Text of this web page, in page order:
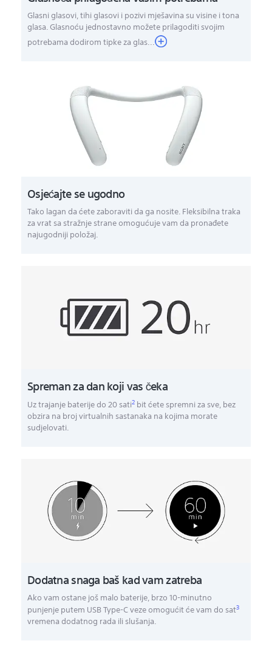
Glasni glasovi, tihi glasovi i pozivi mješavina su visine i tona
glasa. Glasnoću jednostavno možete prilagoditi svojim
potrebama dodirom tipke za glas...
Osjećajte se ugodno
Tako lagan da ćete zaboraviti da ga nosite. Fleksibilna traka
za vrat sa stražnje strane omogućuje vam da pronađete
najugodniji položaj.
Spreman za dan koji vas čeka
Uz trajanje baterije do 20 sati2bit ćete spremni za sve, bez
obzira na broj virtualnih sastanaka na kojima morate
sudjelovati.
Dodatna snaga baš kad vam zatreba
Ako vam ostane još malo baterije, brzo 10-minutno
punjenje putem USB Type-C veze omogućit će vam do sat3
vremena dodatnog rada ili slušanja.